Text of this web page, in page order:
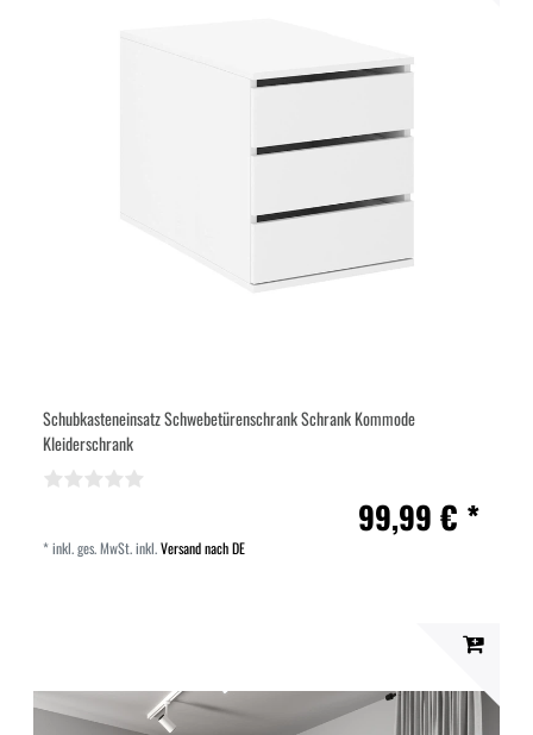
Schubkasteneinsatz Schwebetürenschrank Schrank Kommode
Kleiderschrank
99,99 € *
*inkl. ges. MwSt.inkl.Versand nach DE